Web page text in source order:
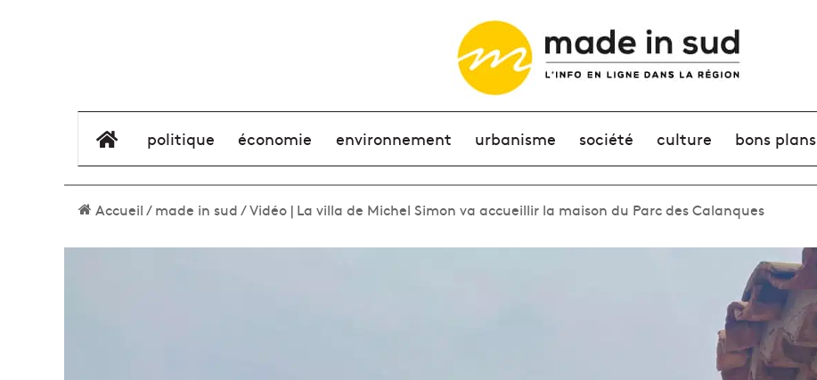
élément de menu
politique économie environnement urbanisme société culture bons plans
Accueil/made in sud/Vidéo | La villa de Michel Simon va accueillir la maison du Parc des Calanques